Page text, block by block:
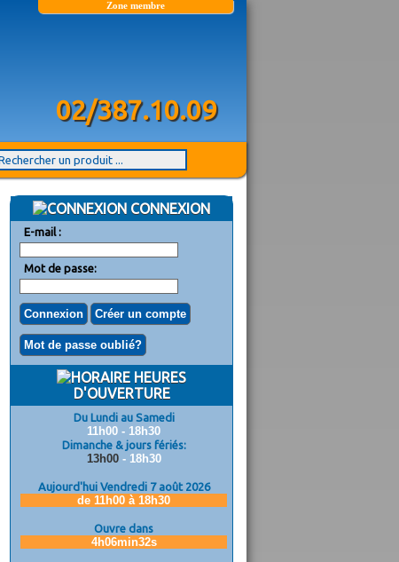
Zone membre
02/387.10.09
CONNEXION
E-mail :
Mot de passe:
HEURES
D'OUVERTURE
Du Lundi au Samedi
11h00 - 18h30
Dimanche & jours fériés:
13h00- 18h30
Aujourd'hui Vendredi 7 août 2026
de 11h00 à 18h30
Ouvre dans
4h06min31s